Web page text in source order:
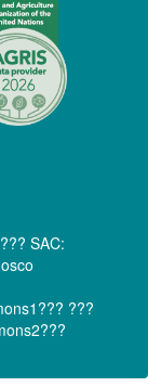
SAC:
???